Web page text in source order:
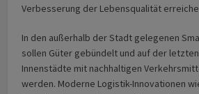
Verbesserung der Lebensqualität
In den außerhalb der Stadt gelegenen
sollen Güter gebündelt und auf der
Innenstädte mit nachhaltigen
werden. Moderne Logistik-Innovationen